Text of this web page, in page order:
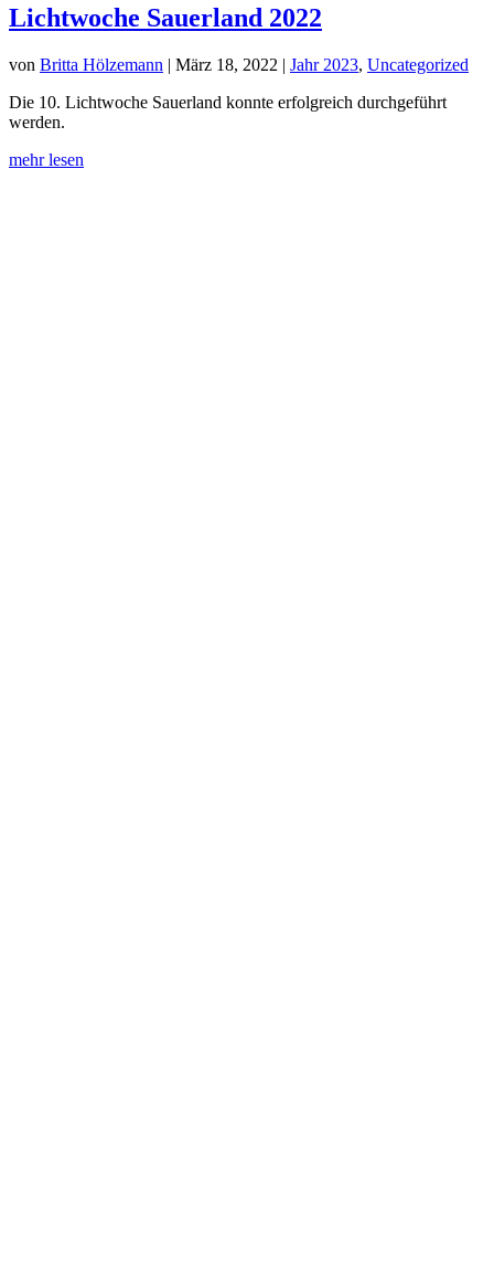
Lichtwoche Sauerland 2022
von Britta Hölzemann | März 18, 2022 | Jahr 2023, Uncategorized
Die 10. Lichtwoche Sauerland konnte erfolgreich durchgeführt
werden.
mehr lesen